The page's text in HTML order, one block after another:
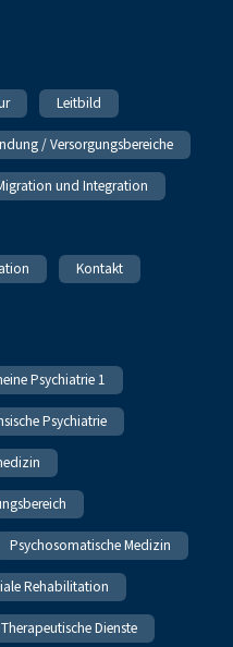
Leitbild
/ Versorgungsbereiche
und Integration
Kontakt
Psychiatrie 1
Psychiatrie
Psychosomatische Medizin
Rehabilitation
Therapeutische Dienste